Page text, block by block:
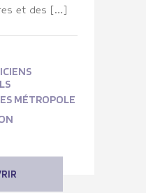
et des […]
MÉTROPOLE